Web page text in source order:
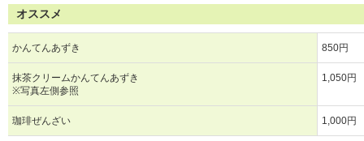
オススメ
かんてんあずき 850円
抹茶クリームかんてんあずき
※写真左側参照
1,050円
珈琲ぜんざい 1,000円